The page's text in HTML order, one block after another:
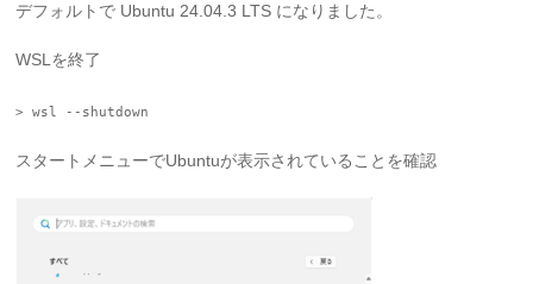
デフォルトで Ubuntu 24.04.3 LTS になりました。
WSLを終了
> wsl --shutdown
スタートメニューでUbuntuが表示されていることを確認